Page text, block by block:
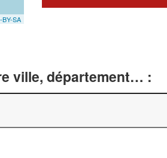
BY-SA
ville, département… :